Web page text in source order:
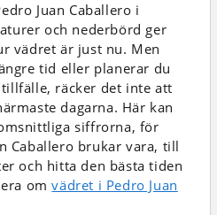
Juan Caballero i
och nederbörd ger
vädret är just nu. Men
tid eller planerar du
räcker det inte att
dagarna. Här kan
siffrorna, för
Caballero brukar vara, till
och hitta den bästa tiden
omvädret i Pedro Juan